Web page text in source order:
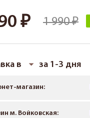
1 990
в за 1-3 дня
магазин:
м. Войковская: